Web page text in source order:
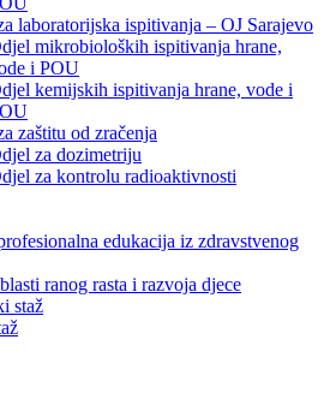
laboratorijska ispitivanja – OJ Sarajevo
mikrobioloških ispitivanja hrane,
i POU
kemijskih ispitivanja hrane, vode i
zaštitu od zračenja
za dozimetriju
za kontrolu radioaktivnosti
edukacija iz zdravstvenog
ranog rasta i razvoja djece
staž